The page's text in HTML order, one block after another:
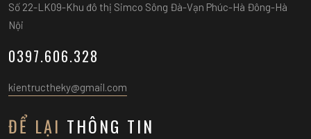
Số 22-LK09-Khu đô thị Simco Sông Đà-Vạn Phúc-Hà Đông-Hà
Nội
0397.606.328
kientructheky@gmail.com
ĐỂ LẠI THÔNG TIN